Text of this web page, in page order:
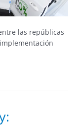
las repúblicas